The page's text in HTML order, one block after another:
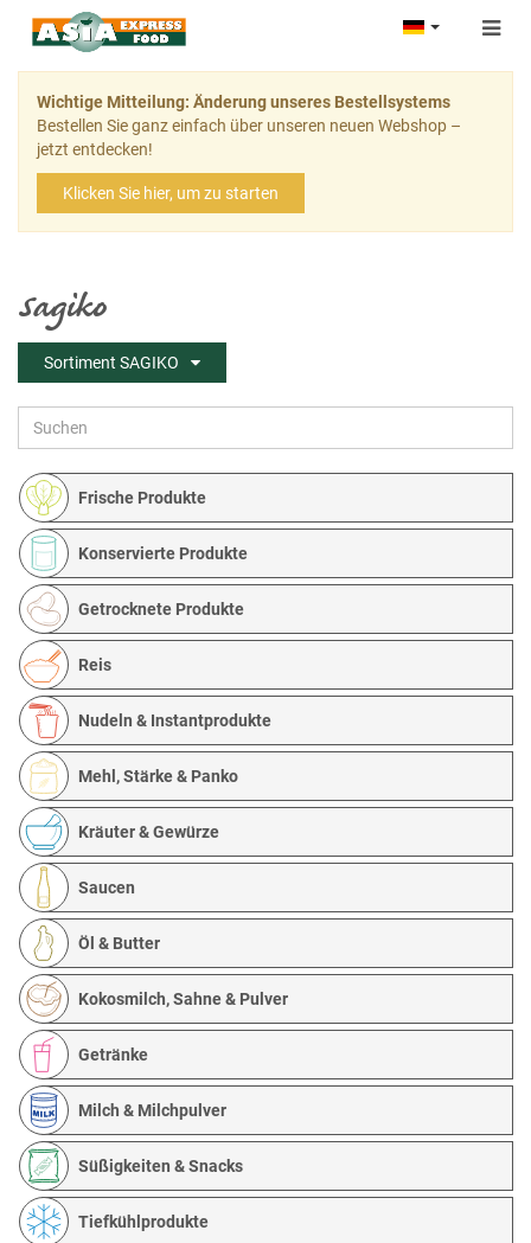
Wichtige Mitteilung: Änderung unseres Bestellsystems
Bestellen Sie ganz einfach über unseren neuen Webshop –
jetzt entdecken!
Klicken Sie hier, um zu starten
Frische Produkte
Konservierte Produkte
Getrocknete Produkte
Reis
Nudeln & Instantprodukte
Mehl, Stärke & Panko
Kräuter & Gewürze
Saucen
Öl & Butter
Kokosmilch, Sahne & Pulver
Getränke
Milch & Milchpulver
Süßigkeiten & Snacks
Tiefkühlprodukte
Sagiko
Sortiment SAGIKO